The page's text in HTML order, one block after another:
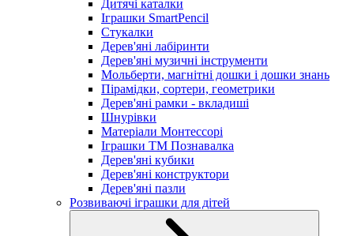
Дитячі каталки
Іграшки SmartPencil
Стукалки
Дерев'яні лабіринти
Дерев'яні музичні інструменти
Мольберти, магнітні дошки і дошки знань
Пірамідки, сортери, геометрики
Дерев'яні рамки - вкладиші
Шнурівки
Матеріали Монтессорі
Іграшки ТМ Познавалка
Дерев'яні кубики
Дерев'яні конструктори
Дерев'яні пазли
Розвиваючі іграшки для дітей